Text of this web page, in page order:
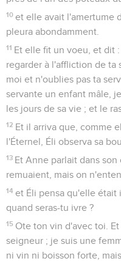
10 et elle avait l'amertume
pleura abondamment.
11 Et elle fit un voeu, et dit
regarder à l'affliction de ta
moi et n'oublies pas ta
servante un enfant mâle,
les jours de sa vie ; et le
12 Et il arriva que, comme
l'Éternel, Éli observa sa
13 Et Anne parlait dans
remuaient, mais on
14 et Éli pensa qu'elle était
quand seras-tu ivre ?
15 Ote ton vin d'avec toi.
seigneur ; je suis une
ni vin ni boisson forte,